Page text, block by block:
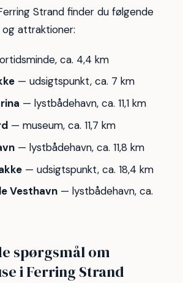
Strand finder du følgende
attraktioner:
ca. 4,4 km
— udsigtspunkt, ca. 7 km
— lystbådehavn, ca. 11,1 km
— museum, ca. 11,7 km
— lystbådehavn, ca. 11,8 km
— udsigtspunkt, ca. 18,4 km
Vesthavn— lystbådehavn, ca.
spørgsmål om
i Ferring Strand